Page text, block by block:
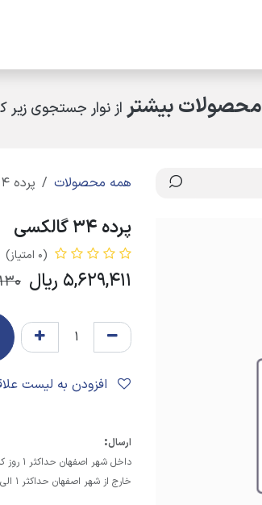
محصولات بیشتر از نوار جستجوی زیر
همه محصولات پرده 34 گالکسی
پرده 34 گالکسی
(0 امتیاز)
5,629,411 ریال
ارسال:
داخل شهر اصفهان حداکثر 1 روز کاری
خارج از شهر اصفهان حداکثر 1 الی 2 روز کاری